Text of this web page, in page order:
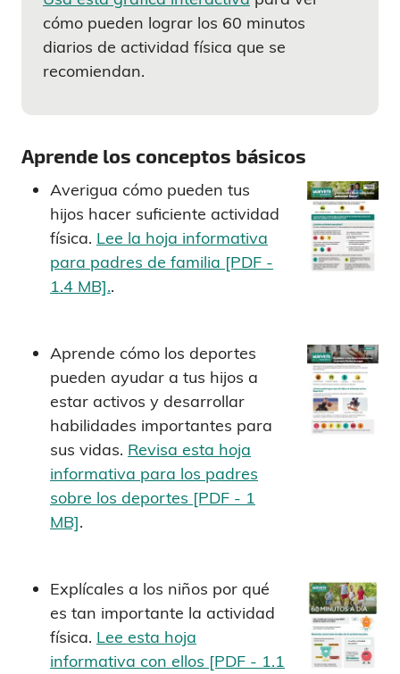
cómo pueden lograr los 60 minutos
diarios de actividad física que se
recomiendan.
Aprende los conceptos básicos
Averigua cómo pueden tus
hijos hacer suficiente actividad
física. Lee la hoja informativa
para padres de familia [PDF -
1.4 MB]..
Aprende cómo los deportes
pueden ayudar a tus hijos a
estar activos y desarrollar
habilidades importantes para
sus vidas. Revisa esta hoja
informativa para los padres
sobre los deportes [PDF - 1
MB].
Explícales a los niños por qué
es tan importante la actividad
física. Lee esta hoja
informativa con ellos [PDF - 1.1